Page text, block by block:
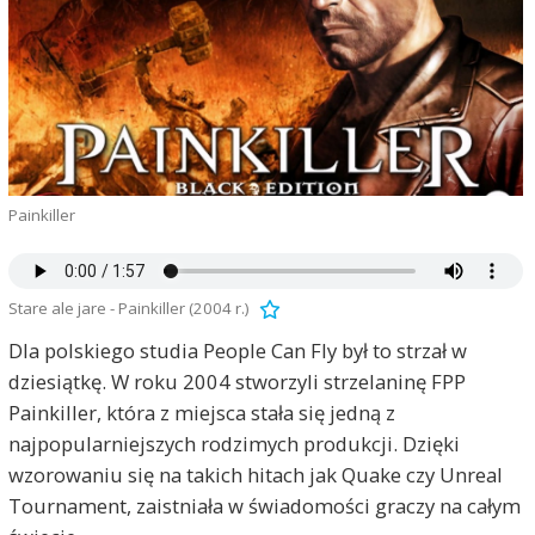
Painkiller
Stare ale jare - Painkiller (2004 r.)
Dla polskiego studia People Can Fly był to strzał w
dziesiątkę. W roku 2004 stworzyli strzelaninę FPP
Painkiller, która z miejsca stała się jedną z
najpopularniejszych rodzimych produkcji. Dzięki
wzorowaniu się na takich hitach jak Quake czy Unreal
Tournament, zaistniała w świadomości graczy na całym